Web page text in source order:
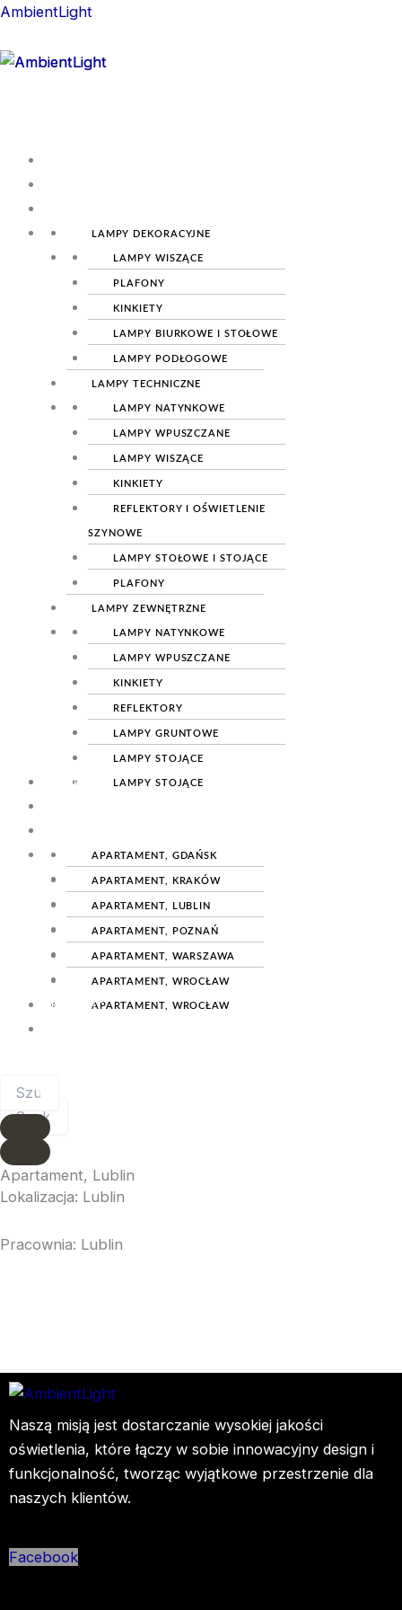
Skip
content
AmbientLight
Menu
LAMPY DEKORACYJNE
LAMPY WISZĄCE
PLAFONY
KINKIETY
LAMPY BIURKOWE I STOŁOWE
LAMPY PODŁOGOWE
LAMPY TECHNICZNE
LAMPY NATYNKOWE
LAMPY WPUSZCZANE
LAMPY WISZĄCE
KINKIETY
REFLEKTORY I OŚWIETLENIE
SZYNOWE
LAMPY STOŁOWE I STOJĄCE
PLAFONY
LAMPY ZEWNĘTRZNE
LAMPY NATYNKOWE
LAMPY WPUSZCZANE
KINKIETY
REFLEKTORY
LAMPY GRUNTOWE
LAMPY STOJĄCE
OSPRZĘT
APARTAMENT, GDAŃSK
APARTAMENT, KRAKÓW
APARTAMENT, LUBLIN
APARTAMENT, POZNAŃ
APARTAMENT, WARSZAWA
APARTAMENT, WROCŁAW
KONTAKT
Menu
OŚWIETLENIE
LAMPY DEKORACYJNE
LAMPY WISZĄCE
PLAFONY
KINKIETY
LAMPY BIURKOWE I STOŁOWE
LAMPY PODŁOGOWE
LAMPY TECHNICZNE
LAMPY NATYNKOWE
LAMPY WPUSZCZANE
LAMPY WISZĄCE
KINKIETY
REFLEKTORY I OŚWIETLENIE
SZYNOWE
LAMPY STOŁOWE I STOJĄCE
PLAFONY
LAMPY ZEWNĘTRZNE
LAMPY NATYNKOWE
LAMPY WPUSZCZANE
KINKIETY
REFLEKTORY
LAMPY GRUNTOWE
LAMPY STOJĄCE
REALIZACJE
APARTAMENT, GDAŃSK
APARTAMENT, KRAKÓW
APARTAMENT, LUBLIN
APARTAMENT, POZNAŃ
APARTAMENT, WARSZAWA
APARTAMENT, WROCŁAW
Apartament, Lublin
Lokalizacja: Lublin
Pracownia: Lublin
Naszą misją jest dostarczanie wysokiej jakości
oświetlenia, które łączy w sobie innowacyjny design i
funkcjonalność, tworząc wyjątkowe przestrzenie dla
naszych klientów.
Facebook